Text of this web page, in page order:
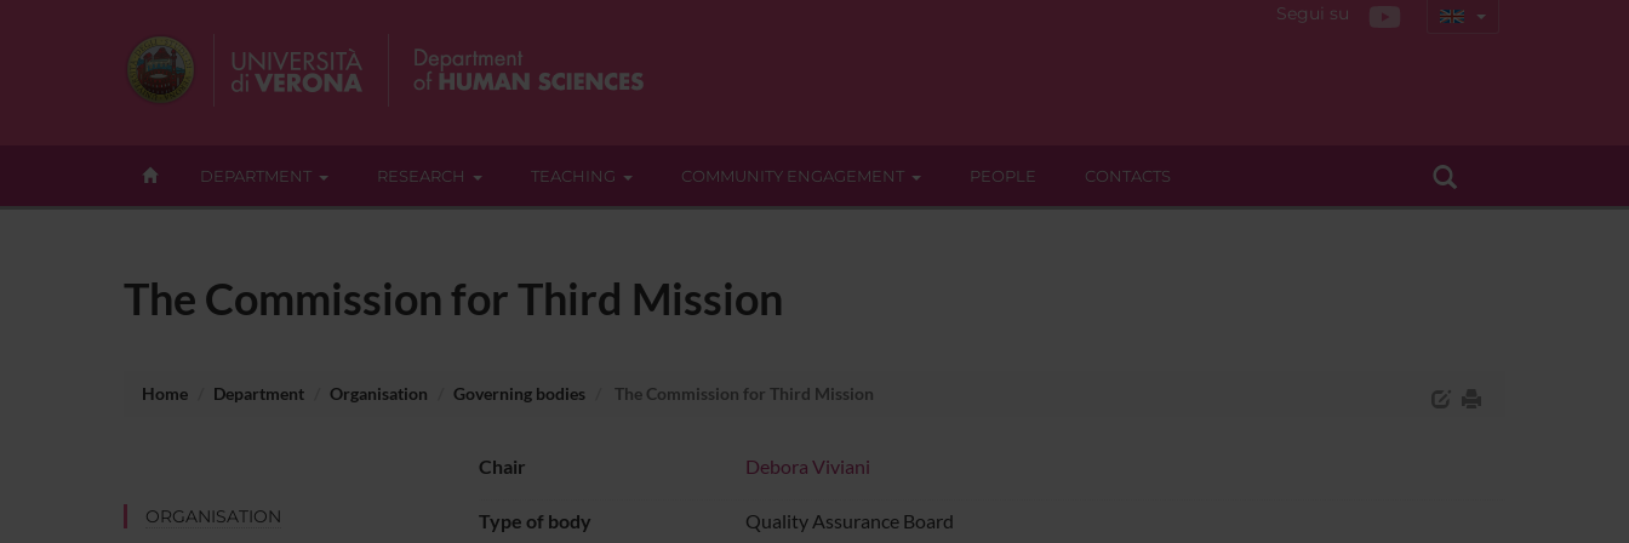
Segui su
DEPARTMENT RESEARCH TEACHING COMMUNITY ENGAGEMENT PEOPLE CONTACTS
The Commission for Third Mission
Home Department Organisation Governing bodies The Commission for Third Mission
ORGANISATION
Chair Debora Viviani
Type of body Quality Assurance Board